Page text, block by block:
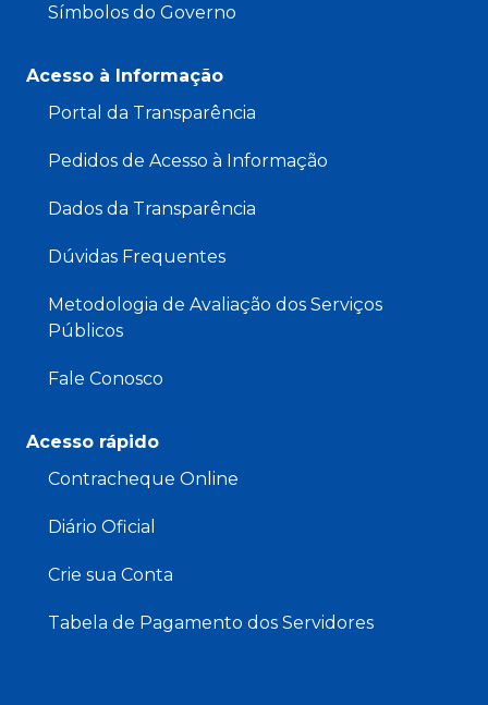
Símbolos do Governo
Acesso à Informação
Portal da Transparência
Pedidos de Acesso à Informação
Dados da Transparência
Dúvidas Frequentes
Metodologia de Avaliação dos Serviços
Públicos
Fale Conosco
Acesso rápido
Contracheque Online
Diário Oficial
Crie sua Conta
Tabela de Pagamento dos Servidores